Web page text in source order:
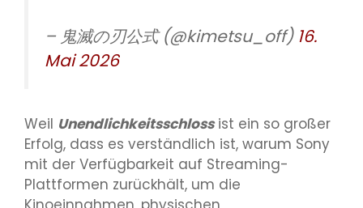
– 鬼滅の刃公式 (@kimetsu_off) 16.
Mai 2026
Weil Unendlichkeitsschlossist ein so großer
Erfolg, dass es verständlich ist, warum Sony
mit der Verfügbarkeit auf Streaming-
Plattformen zurückhält, um die